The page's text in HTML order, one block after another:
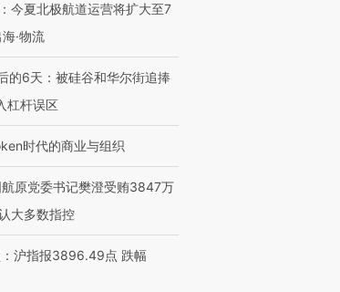
今夏北极航道运营将扩大至7
·物流
的6天：被硅谷和华尔街追捧
杠杆误区
时代的商业与组织
原党委书记樊澄受贿3847万
大多数指控
沪指报3896.49点 跌幅